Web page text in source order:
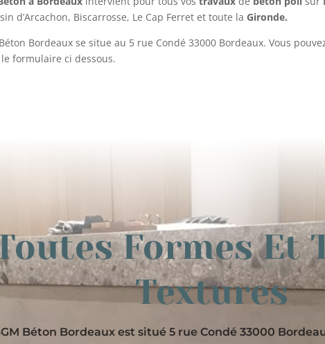
d’Arcachon, Biscarrosse, Le Cap Ferret et toute la Gironde.
Bordeaux se situe au 5 rue Condé 33000 Bordeaux. Vous
formulaire ci dessous.
Formes Et
Textures
Béton Bordeaux est situé 5 rue Condé 33000